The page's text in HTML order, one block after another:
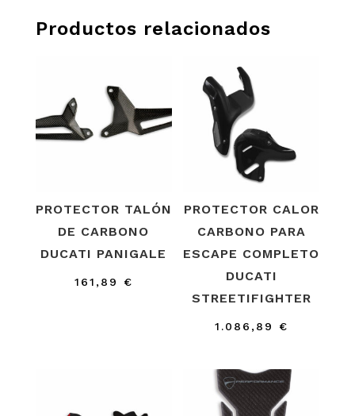
Productos relacionados
PROTECTOR TALÓN
DE CARBONO
DUCATI PANIGALE
161,89 €
PROTECTOR CALOR
CARBONO PARA
ESCAPE COMPLETO
DUCATI
STREETIFIGHTER
1.086,89 €